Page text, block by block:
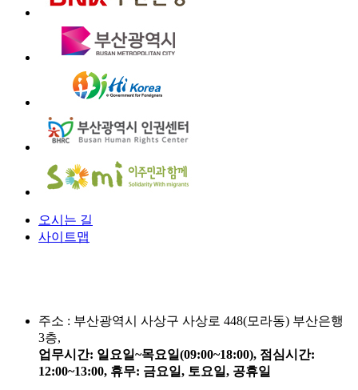
오시는 길
사이트맵
주소 : 부산광역시 사상구 사상로 448(모라동) 부산은행
3층,
업무시간: 일요일~목요일(09:00~18:00), 점심시간:
12:00~13:00, 휴무: 금요일, 토요일, 공휴일